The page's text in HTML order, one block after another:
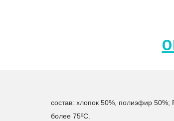
состав: хлопок 50%, полиэфир
более 75ºС.